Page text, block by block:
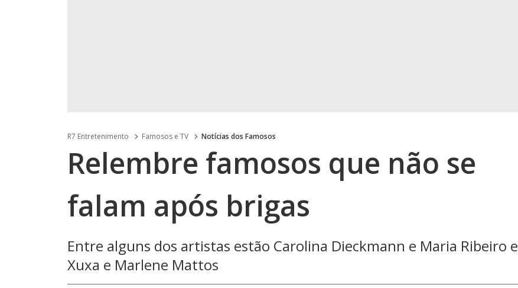
R7 Entretenimento Famosos e TV Notícias dos Famosos
Relembre famosos que não se
falam após brigas
Entre alguns dos artistas estão Carolina Dieckmann e Maria Ribeiro e
Xuxa e Marlene Mattos